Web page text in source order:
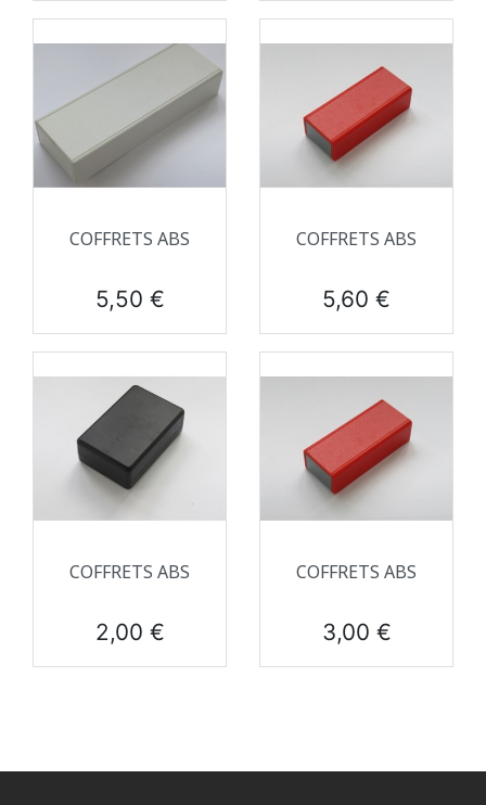
COFFRETS ABS
Prix
5,50 €
COFFRETS ABS
Prix
5,60 €
COFFRETS ABS
Prix
2,00 €
COFFRETS ABS
Prix
3,00 €